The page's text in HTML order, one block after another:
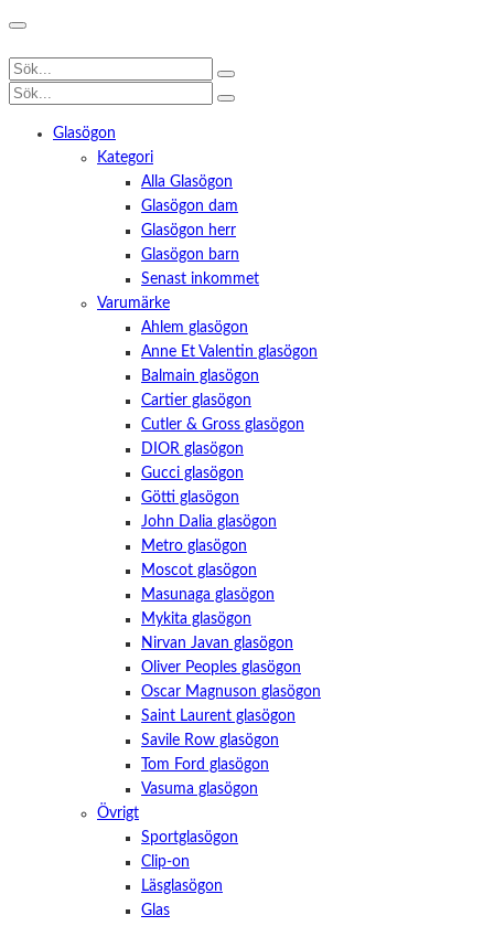
Glasögon
Kategori
Alla Glasögon
Glasögon dam
Glasögon herr
Glasögon barn
Senast inkommet
Varumärke
Ahlem glasögon
Anne Et Valentin glasögon
Balmain glasögon
Cartier glasögon
Cutler & Gross glasögon
DIOR glasögon
Gucci glasögon
Götti glasögon
John Dalia glasögon
Metro glasögon
Moscot glasögon
Masunaga glasögon
Mykita glasögon
Nirvan Javan glasögon
Oliver Peoples glasögon
Oscar Magnuson glasögon
Saint Laurent glasögon
Savile Row glasögon
Tom Ford glasögon
Vasuma glasögon
Övrigt
Sportglasögon
Clip-on
Läsglasögon
Glas